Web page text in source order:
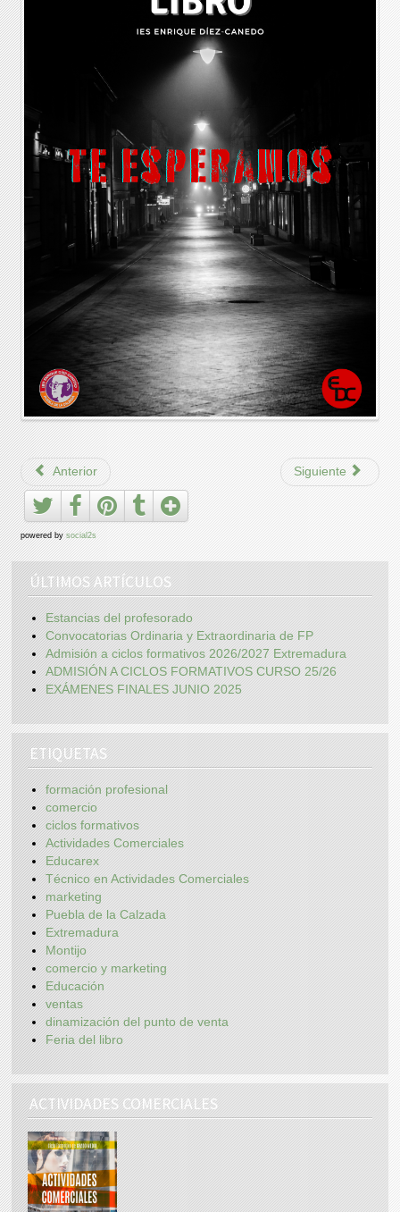
Anterior Siguiente
powered bysocial2s
ÚLTIMOS ARTÍCULOS
Estancias del profesorado
Convocatorias Ordinaria y Extraordinaria de FP
Admisión a ciclos formativos 2026/2027 Extremadura
ADMISIÓN A CICLOS FORMATIVOS CURSO 25/26
EXÁMENES FINALES JUNIO 2025
ETIQUETAS
formación profesional
comercio
ciclos formativos
Actividades Comerciales
Educarex
Técnico en Actividades Comerciales
marketing
Puebla de la Calzada
Extremadura
Montijo
comercio y marketing
Educación
ventas
dinamización del punto de venta
Feria del libro
ACTIVIDADES COMERCIALES